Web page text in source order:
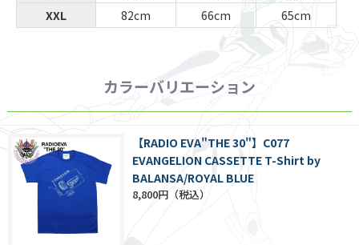
XXL
82cm 66cm 65cm
カラーバリエーション
【RADIO EVA"THE 30"】C077
EVANGELION CASSETTE T-Shirt by
BALANSA/ROYAL BLUE
8,800円